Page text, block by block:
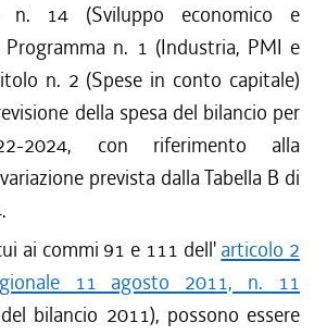
n. 14 (Sviluppo economico e
n. 1 (Industria, PMI e
n. 2 (Spese in conto capitale)
della spesa del bilancio per
2024, con riferimento alla
prevista dalla Tabella B di
ai commi 91 e 111 dell' articolo 2
11 agosto 2011, n. 11
bilancio 2011), possono essere